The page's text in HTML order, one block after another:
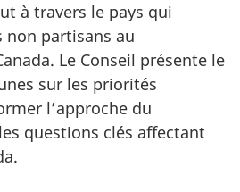
à travers le pays qui
non partisans au
Le Conseil présente le
sur les priorités
l’approche du
questions clés affectant